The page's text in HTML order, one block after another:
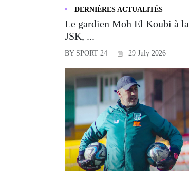
DERNIÈRES ACTUALITÉS
Le gardien Moh El Koubi à la
JSK, ...
BY SPORT 24 29 July 2026